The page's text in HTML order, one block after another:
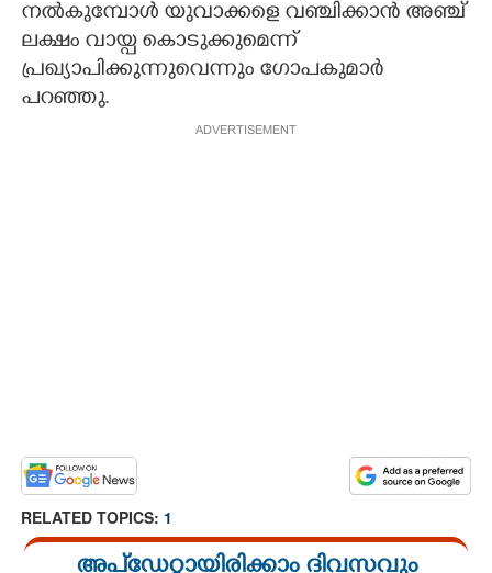
നൽകുമ്പോൾ യുവാക്കളെ വഞ്ചിക്കാൻ അഞ്ച്
ലക്ഷം വായ്പ കൊടുക്കുമെന്ന്
പ്രഖ്യാപിക്കുന്നുവെന്നും ഗോപകുമാർ
പറഞ്ഞു.
ADVERTISEMENT
RELATED TOPICS: 1